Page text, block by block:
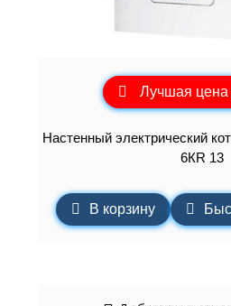
Лучшая цена
Настенный электрический
6КR 13
В корзину